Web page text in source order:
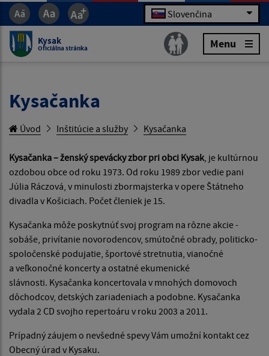
Slovenčina
Kysak
Oficiálna stránka Menu
Kysačanka
Úvod Inštitúcie a služby Kysačanka
Kysačanka – ženský spevácky zbor pri obci Kysak, je kultúrnou
ozdobou obce od roku 1973. Od roku 1989 zbor vedie pani
Júlia Ráczová, v minulosti zbormajsterka v opere Štátneho
divadla v Košiciach. Počet členiek je 15.
Kysačanka môže poskytnúť svoj program na rôzne akcie -
sobáše, privítanie novorodencov, smútočné obrady, politicko-
spoločenské podujatie, športové stretnutia, vianočné
a veľkonočné koncerty a ostatné ekumenické
slávnosti. Kysačanka koncertovala v mnohých domovoch
dôchodcov, detských zariadeniach a podobne. Kysačanka
vydala 2 CD svojho repertoáru v roku 2003 a 2011.
Prípadný záujem o nevšedné spevy Vám umožní kontakt cez
Obecný úrad v Kysaku.